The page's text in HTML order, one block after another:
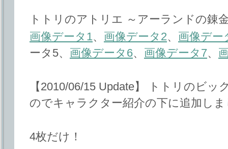
トトリのアトリエ ～アーランドの錬
画像データ1、 画像データ2、 画像デー
ータ5、 画像データ6、 画像データ7、
【2010/06/15 Update】 トトリのビ
のでキャラクター紹介の下に追加し
4枚だけ！